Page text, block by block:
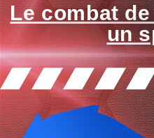
Le combat
un